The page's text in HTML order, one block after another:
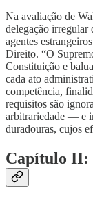
Na avaliação de
delegação irregular
agentes
Direito. “O
Constituição e
cada ato
competência,
requisitos são
arbitrariedade — e
duradouras, cujos
Capítulo II: